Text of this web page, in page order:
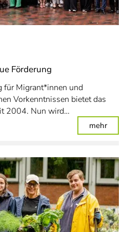
Förderung
für Migrant*innen und
Vorkenntnissen bietet das
2004. Nun wird…
mehr: